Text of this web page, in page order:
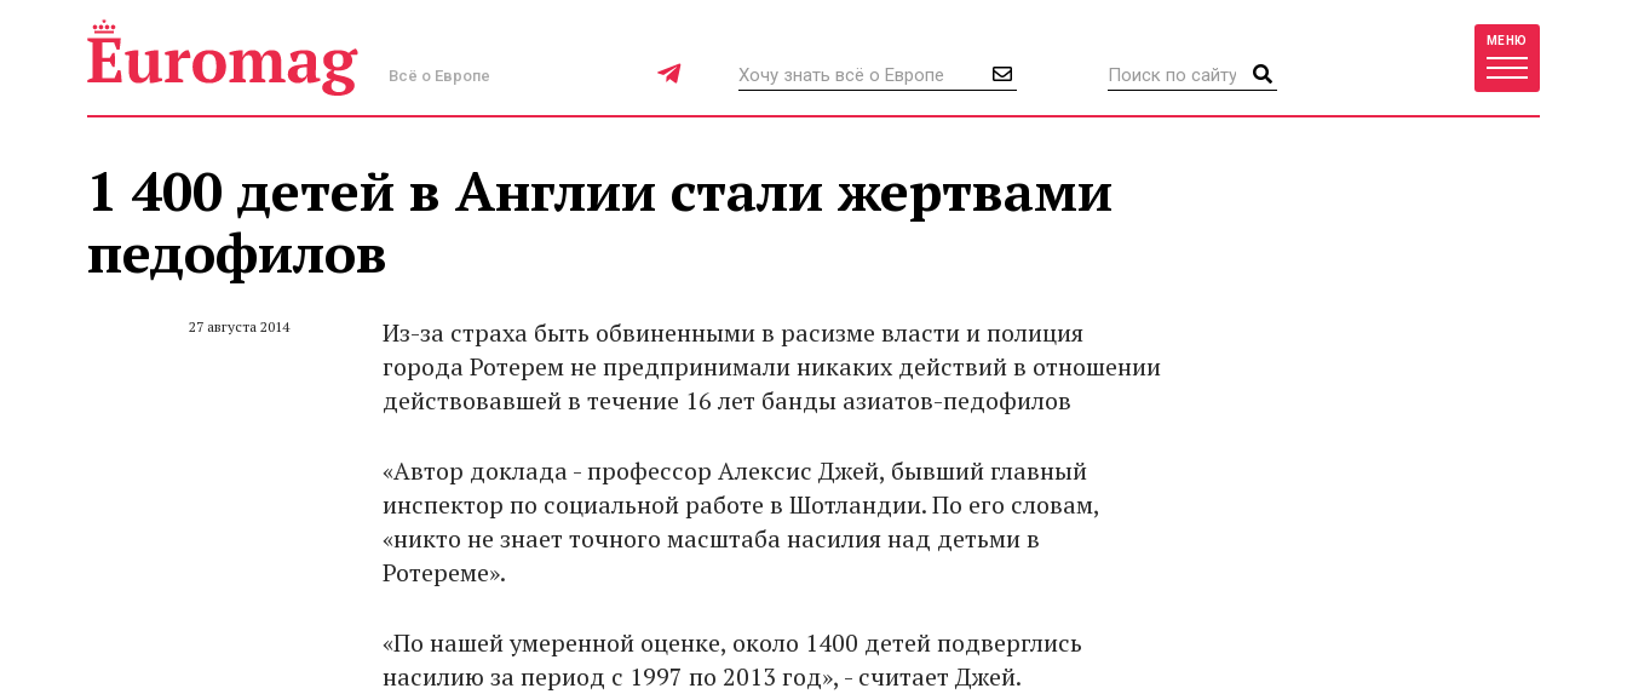
Всё о Европе
МЕНЮ
1 400 детей в Англии стали жертвами
педофилов
27 августа 2014
Из-за страха быть обвиненными в расизме власти и полиция
города Ротерем не предпринимали никаких действий в отношении
действовавшей в течение 16 лет банды азиатов-педофилов
«Автор доклада - профессор Алексис Джей, бывший главный
инспектор по социальной работе в Шотландии. По его словам,
«никто не знает точного масштаба насилия над детьми в
Ротереме».
«По нашей умеренной оценке, около 1400 детей подверглись
насилию за период с 1997 по 2013 год», - считает Джей.